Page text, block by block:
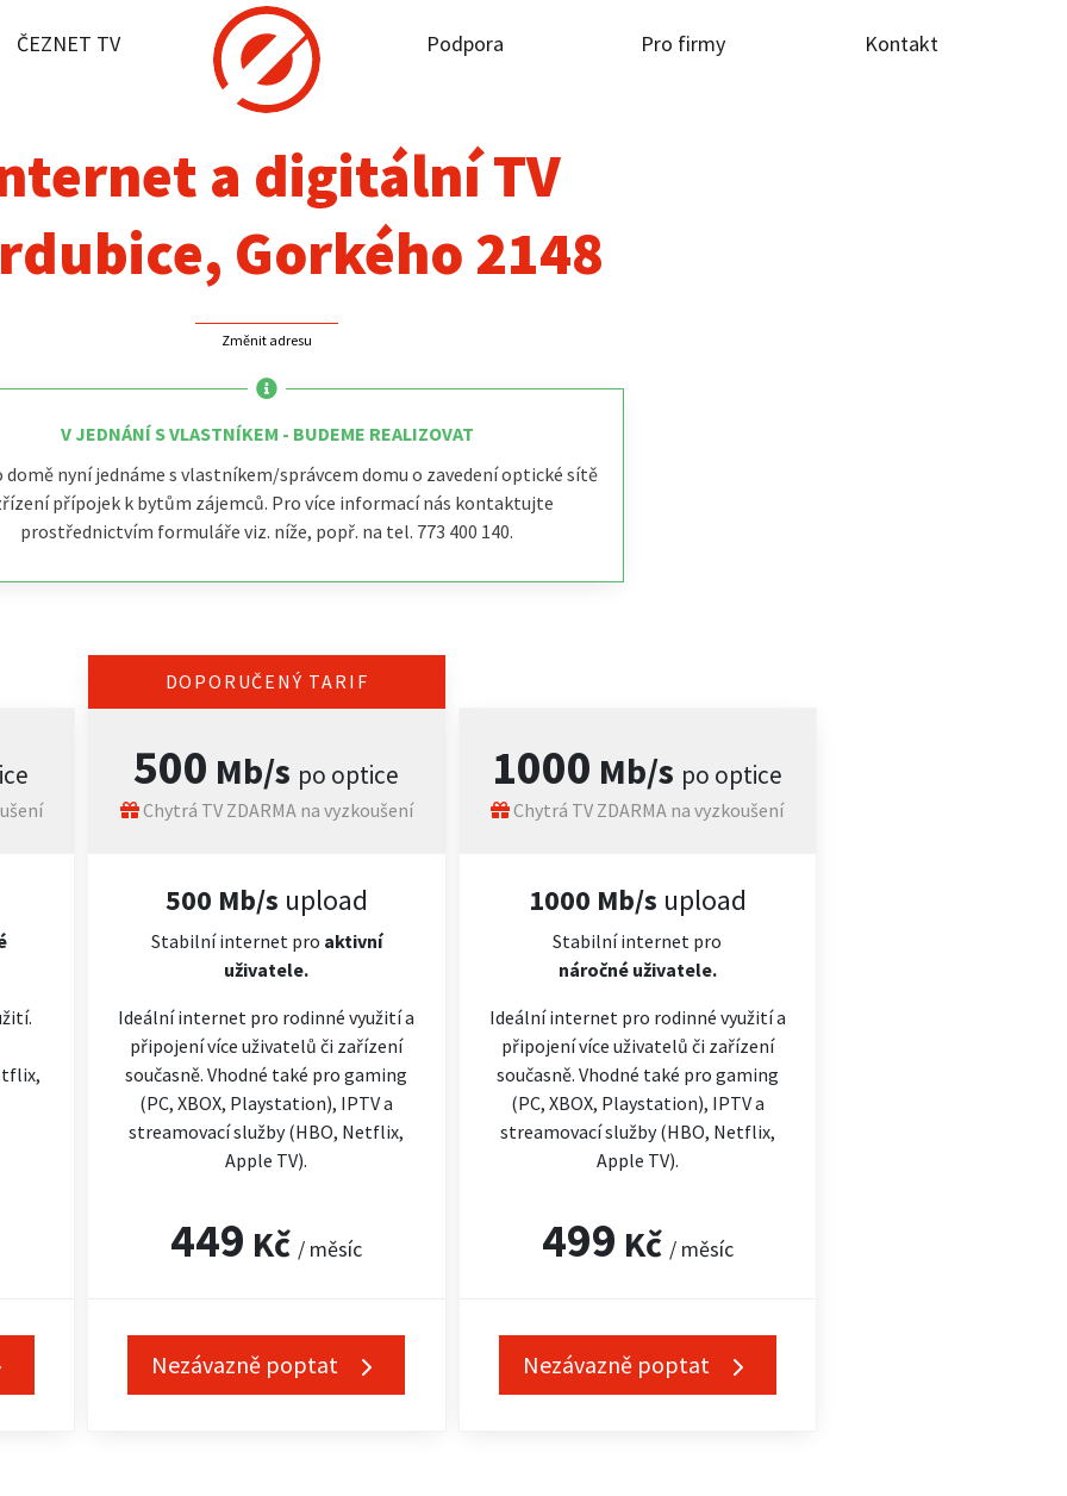
ČEZNET TV Podpora Pro firmy Kontakt
a digitální TV
Gorkého 2148
Změnit adresu
V JEDNÁNÍ S VLASTNÍKEM - BUDEME REALIZOVAT
nyní jednáme s vlastníkem/správcem domu o zavedení optické sítě
přípojek k bytům zájemců. Pro více informací nás kontaktujte
prostřednictvím formuláře viz. níže, popř. na tel. 773 400 140.
DOPORUČENÝ TARIF
500 Mb/s po optice
Chytrá TV ZDARMA na vyzkoušení
500 Mb/s upload
Stabilní internet pro aktivní
uživatele.
Ideální internet pro rodinné využití a
připojení více uživatelů či zařízení
současně. Vhodné také pro gaming
(PC, XBOX, Playstation), IPTV a
streamovací služby (HBO, Netflix,
Apple TV).
449 Kč / měsíc
Nezávazně poptat
1000 Mb/s po optice
Chytrá TV ZDARMA na vyzkoušení
1000 Mb/s upload
Stabilní internet pro
náročnéuživatele.
Ideální internet pro rodinné využití a
připojení více uživatelů či zařízení
současně. Vhodné také pro gaming
(PC, XBOX, Playstation), IPTV a
streamovací služby (HBO, Netflix,
Apple TV).
499 Kč / měsíc
Nezávazně poptat